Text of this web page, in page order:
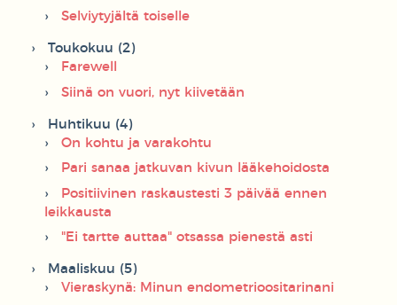
Selviytyjältä toiselle
Toukokuu (2)
Farewell
Siinä on vuori, nyt kiivetään
Huhtikuu (4)
On kohtu ja varakohtu
Pari sanaa jatkuvan kivun lääkehoidosta
Positiivinen raskaustesti 3 päivää ennen
leikkausta
"Ei tartte auttaa" otsassa pienestä asti
Maaliskuu (5)
Vieraskynä: Minun endometrioositarinani